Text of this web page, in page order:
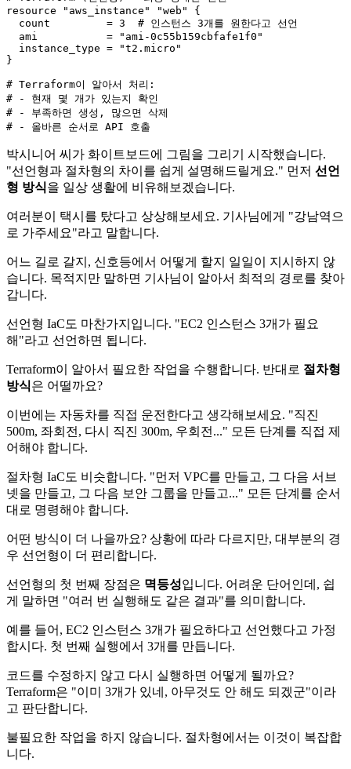
resource
"aws_instance" "web"
{
  count         =
3
  # 인스턴스
3개를 원한다고 선언
  ami           =
"ami-0c55b159cbfafe1f0"
  instance_type =
"t2.micro"
}
# Terraform이 알아서 처리:
# - 현재 몇 개가 있는지 확인
# - 부족하면 생성, 많으면 삭제
# - 올바른 순서로 API
박시니어 씨가 화이트보드에 그림을 그리기 시작했습니다.
"선언형과 절차형의 차이를 쉽게 설명해드릴게요." 먼저 선언
형 방식을 일상 생활에 비유해보겠습니다.
여러분이 택시를 탔다고 상상해보세요. 기사님에게 "강남역으
로 가주세요"라고 말합니다.
어느 길로 갈지, 신호등에서 어떻게 할지 일일이 지시하지 않
습니다. 목적지만 말하면 기사님이 알아서 최적의 경로를 찾아
갑니다.
선언형 IaC도 마찬가지입니다. "EC2 인스턴스 3개가 필요
해"라고 선언하면 됩니다.
Terraform이 알아서 필요한 작업을 수행합니다. 반대로 절차형
방식은 어떨까요?
이번에는 자동차를 직접 운전한다고 생각해보세요. "직진
500m, 좌회전, 다시 직진 300m, 우회전..." 모든 단계를 직접 제
어해야 합니다.
절차형 IaC도 비슷합니다. "먼저 VPC를 만들고, 그 다음 서브
넷을 만들고, 그 다음 보안 그룹을 만들고..." 모든 단계를 순서
대로 명령해야 합니다.
어떤 방식이 더 나을까요? 상황에 따라 다르지만, 대부분의 경
우 선언형이 더 편리합니다.
선언형의 첫 번째 장점은 멱등성입니다. 어려운 단어인데, 쉽
게 말하면 "여러 번 실행해도 같은 결과"를 의미합니다.
예를 들어, EC2 인스턴스 3개가 필요하다고 선언했다고 가정
합시다. 첫 번째 실행에서 3개를 만듭니다.
코드를 수정하지 않고 다시 실행하면 어떻게 될까요?
Terraform은 "이미 3개가 있네, 아무것도 안 해도 되겠군"이라
고 판단합니다.
불필요한 작업을 하지 않습니다. 절차형에서는 이것이 복잡합
니다.